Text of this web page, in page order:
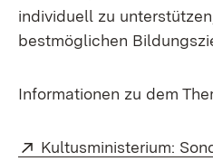
individuell zu
bestmöglichen
Informationen zu dem
Extern:
Kultusministerium: